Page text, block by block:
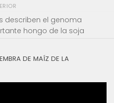
describen el genoma
hongo de la soja
DE MAÍZ DE LA